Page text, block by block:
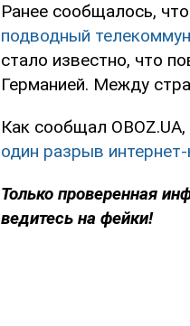
Ранее сообщалось,
подводный
стало известно, что
Германией. Между
Как сообщал
один разрыв
Только проверенная
ведитесь на фейки!